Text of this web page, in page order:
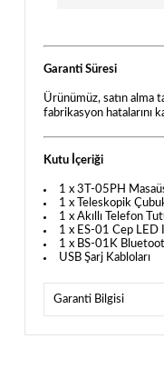
Garanti Süresi
Ürünümüz, satın alma
fabrikasyon hatalarını
Kutu İçeriği
1 x 3T-05PH
1 x Teleskopik
1 x Akıllı Telefon
1 x ES-01 Cep LED
1 x BS-01K
USB Şarj Kabloları
Garanti Bilgisi